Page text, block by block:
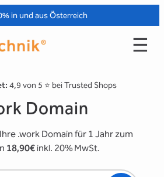
in und aus Österreich
☰
4,9 von 5 ⭐️ bei Trusted Shops
Domain
.work Domain für 1 Jahr zum
18,90€inkl. 20% MwSt.